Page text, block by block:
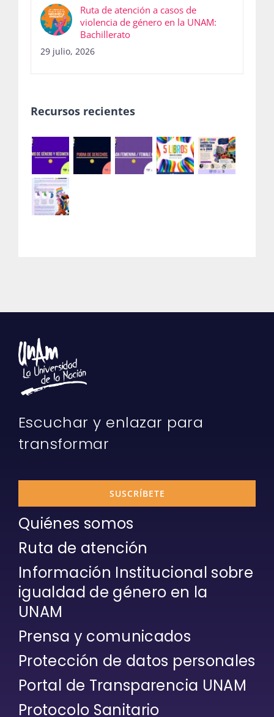
violencia de género en la UNAM:
Bachillerato
29 julio, 2026
transformar
SUSCRÍBETE
Quiénes somos
Ruta de atención
Información Institucional sobre
igualdad de género en la
UNAM
Prensa y comunicados
Protección de datos personales
Portal de Transparencia UNAM
Protocolo Sanitario